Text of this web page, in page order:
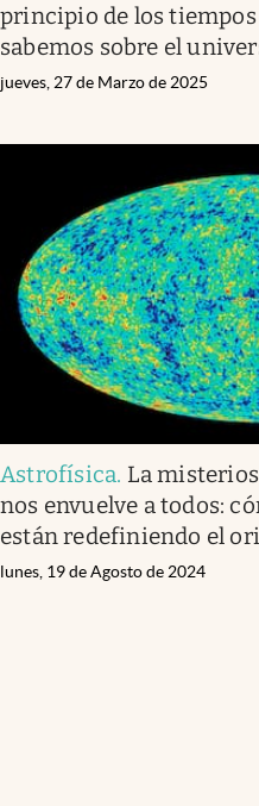
principio de los
sabemos sobre el
jueves, 27 de Marzo de 2025
Astrofísica. La
nos envuelve a todos:
están redefiniendo el
lunes, 19 de Agosto de 2024